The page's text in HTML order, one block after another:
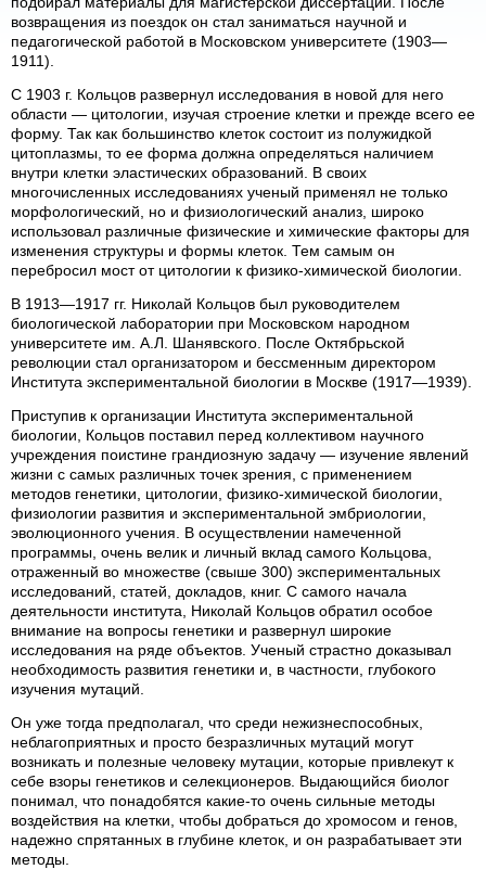
возвращения из поездок он стал заниматься научной и
педагогической работой в Московском университете (1903—
1911).
С 1903 г. Кольцов развернул исследования в новой для него
области — цитологии, изучая строение клетки и прежде всего ее
форму. Так как большинство клеток состоит из полужидкой
цитоплазмы, то ее форма должна определяться наличием
внутри клетки эластических образований. В своих
многочисленных исследованиях ученый применял не только
морфологический, но и физиологический анализ, широко
использовал различные физические и химические факторы для
изменения структуры и формы клеток. Тем самым он
перебросил мост от цитологии к физико-химической биологии.
В 1913—1917 гг. Николай Кольцов был руководителем
биологической лаборатории при Московском народном
университете им. А.Л. Шанявского. После Октябрьской
революции стал организатором и бессменным директором
Института экспериментальной биологии в Москве (1917—1939).
Приступив к организации Института экспериментальной
биологии, Кольцов поставил перед коллективом научного
учреждения поистине грандиозную задачу — изучение явлений
жизни с самых различных точек зрения, с применением
методов генетики, цитологии, физико-химической биологии,
физиологии развития и экспериментальной эмбриологии,
эволюционного учения. В осуществлении намеченной
программы, очень велик и личный вклад самого Кольцова,
отраженный во множестве (свыше 300) экспериментальных
исследований, статей, докладов, книг. С самого начала
деятельности института, Николай Кольцов обратил особое
внимание на вопросы генетики и развернул широкие
исследования на ряде объектов. Ученый страстно доказывал
необходимость развития генетики и, в частности, глубокого
изучения мутаций.
Он уже тогда предполагал, что среди нежизнеспособных,
неблагоприятных и просто безразличных мутаций могут
возникать и полезные человеку мутации, которые привлекут к
себе взоры генетиков и селекционеров. Выдающийся биолог
понимал, что понадобятся какие-то очень сильные методы
воздействия на клетки, чтобы добраться до хромосом и генов,
надежно спрятанных в глубине клеток, и он разрабатывает эти
методы.